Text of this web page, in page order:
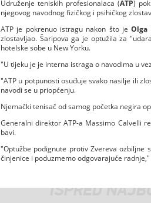
Udruženje teniskih profesionalaca (ATP)
njegovog navodnog fizičkog i psihičkog
ATP je pokrenuo istragu nakon što jeOlga
zlostavljao. Šaripova ga je optužila za
hotelske sobe u New Yorku.
"U tijeku je je interna istraga o navodima u
"ATP u potpunosti osuđuje svako nasilje ili
navodi se u priopćenju.
Njemački tenisač od samog početka negira
Generalni direktor ATP-a Massimo Calvelli
bavi.
"Optužbe podignute protiv Zvereva
činjenice i poduzmemo odgovarajuće